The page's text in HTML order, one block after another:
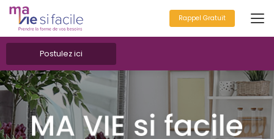
Aller
au
contenu
principal
Postulez ici
Rappel Gratuit